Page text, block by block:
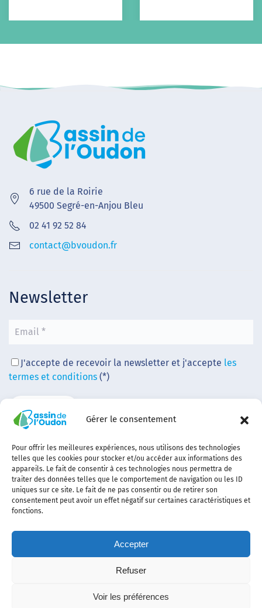
Gérer le consentement
Pour offrir les meilleures expériences, nous utilisons des technologies
telles que les cookies pour stocker et/ou accéder aux informations des
appareils. Le fait de consentir à ces technologies nous permettra de
traiter des données telles que le comportement de navigation ou les ID
uniques sur ce site. Le fait de ne pas consentir ou de retirer son
consentement peut avoir un effet négatif sur certaines caractéristiques et
fonctions.
Accepter
Refuser
Voir les préférences
6 rue de la Roirie
49500 Segré-en-Anjou Bleu
02 41 92 52 84
contact@bvoudon.fr
Newsletter
J'accepte de recevoir la newsletter et j'accepte les
termes et conditions (*)
confidentialité